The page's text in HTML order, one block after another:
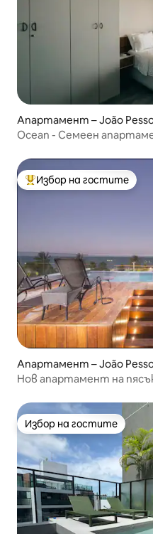
Апартамент – João
Ocean - Семеен
Най-популярен избор на
Избор на гостите
Апартамент – João
Нов апартамент на
Избор на гостите
Избор на гостите